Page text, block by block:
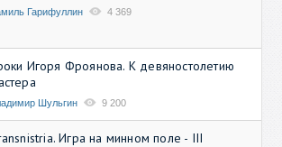
Гарифуллин 4 369
Игоря Фроянова. К девяностолетию
Шульгин 9 200
Игра на минном поле - III